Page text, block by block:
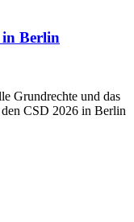
in Berlin
Grundrechte und das
CSD 2026 in Berlin